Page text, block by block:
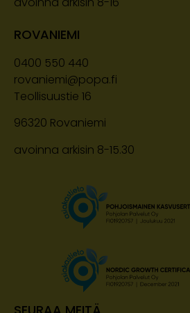
ROVANIEMI
0400 550 440
rovaniemi@popa.fi
Teollisuustie 16
96320 Rovaniemi
avoinna arkisin 8-15.30